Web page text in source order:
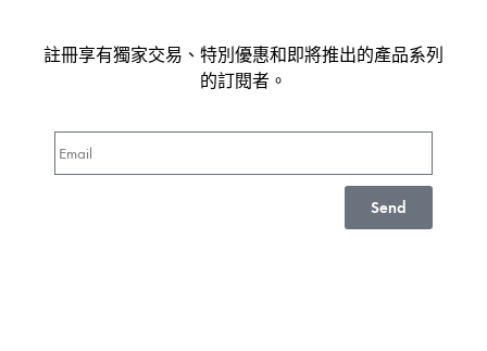
註冊享有獨家交易、特別優惠和即將推出的產品系列
的訂閱者。
Send